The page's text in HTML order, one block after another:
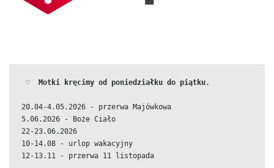
♡ Motki kręcimy od poniedziałku do piątku.
20.04-4.05.2026 - przerwa Majówkowa
5.06.2026 - Boże Ciało
22-23.06.2026
10-14.08 - urlop wakacyjny
12-13.11 - przerwa 11 listopada